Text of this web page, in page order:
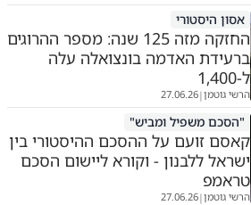
אסון היסטורי
החזקה מזה 125 שנה: מספר ההרוגים
ברעידת האדמה בונצואלה עלה
ל-1,400
הרשי גוטמן|
27.06.26
"הסכם משפיל ומביש"
קאסם זועם על ההסכם ההיסטורי בין
ישראל ללבנון - וקורא ליישום הסכם
טראמפ
הרשי גוטמן|
27.06.26